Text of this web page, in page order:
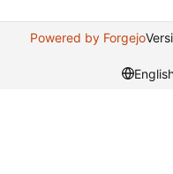
Powered by Forgejo